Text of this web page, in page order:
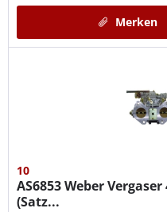
Merken
10
AS6853Weber Vergaser
(Satz...